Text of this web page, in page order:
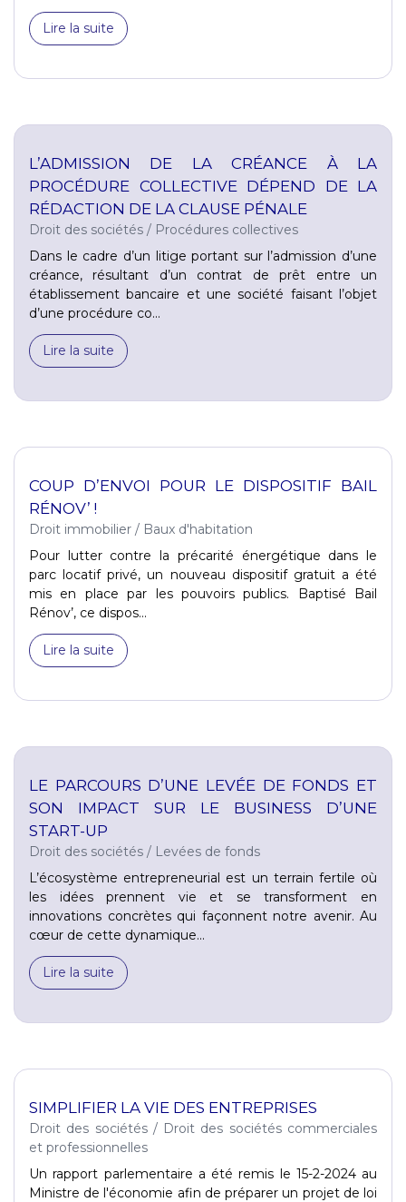
Lire la suite
L’ADMISSION DE LA CRÉANCE À LA
PROCÉDURE COLLECTIVE DÉPEND DE LA
RÉDACTION DE LA CLAUSE PÉNALE
Droit des sociétés / Procédures collectives
Dans le cadre d’un litige portant sur l’admission d’une
créance, résultant d’un contrat de prêt entre un
établissement bancaire et une société faisant l’objet
d’une procédure co...
Lire la suite
COUP D’ENVOI POUR LE DISPOSITIF BAIL
RÉNOV’ !
Droit immobilier / Baux d'habitation
Pour lutter contre la précarité énergétique dans le
parc locatif privé, un nouveau dispositif gratuit a été
mis en place par les pouvoirs publics. Baptisé Bail
Rénov’, ce dispos...
Lire la suite
LE PARCOURS D’UNE LEVÉE DE FONDS ET
SON IMPACT SUR LE BUSINESS D’UNE
START-UP
Droit des sociétés / Levées de fonds
L’écosystème entrepreneurial est un terrain fertile où
les idées prennent vie et se transforment en
innovations concrètes qui façonnent notre avenir. Au
cœur de cette dynamique...
Lire la suite
SIMPLIFIER LA VIE DES ENTREPRISES
Droit des sociétés/ Droit des sociétés commerciales
et professionnelles
Un rapport parlementaire a été remis le 15-2-2024 au
Ministre de l'économie afin de préparer un projet de loi